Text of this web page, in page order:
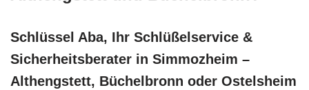
Schlüssel Aba, Ihr Schlüßelservice &
Sicherheitsberater in Simmozheim –
Althengstett, Büchelbronn oder Ostelsheim